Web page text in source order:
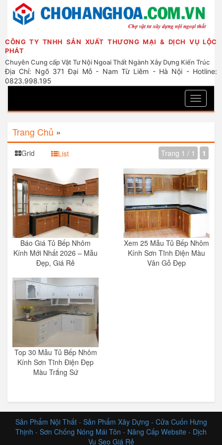
CÔNG TY TNHH SẢN XUẤT THƯƠNG MẠI & DỊCH VỤ LỘC
PHÁT
Chuyên Cung cấp Vật Tư Nội Ngoai Thất Ngành Xây Dựng Kiến Trúc
Địa Chỉ: Ngõ 371 Đại Mỗ - Nam Từ Liêm - Hà Nội - Hotline:
0823.998.195
Toggle
Trang Chủ »
Grid List Trang 1 / 1 1
Báo Giá Tủ Bếp Nhôm
Kính Mới Nhất 2026 – Mẫu
Đẹp, Giá Rẻ
Xem 25 Mẫu Tủ Bếp Nhôm
Kính Sơn Tĩnh Điện Màu
Vân Gỗ Đẹp
Top 30 Mẫu Tủ Bếp Nhôm
Kính Sơn Tĩnh Điện Đẹp
Màu Trắng Sứ
Sản Phẩm Nội Thất- Sản Phẩm Xây Dựng - Cửa Cuốn Hưng
Thịnh - Sơn Chống Nóng Mái Tôn - Nâng Cấp Website - Dịch
Vụ Seo Giá Rẻ